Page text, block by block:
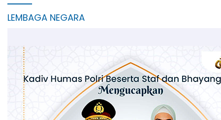
LEMBAGA NEGARA